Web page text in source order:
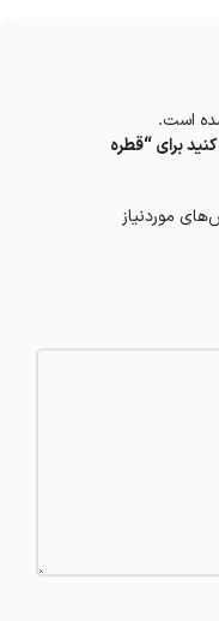
است.
برای “قطره
موردنیاز